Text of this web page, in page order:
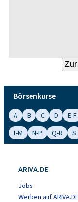
Börsenkurse
A B C D E-F
L-M
N-P Q-R S
ARIVA.DE
Jobs
Werben auf ARIVA.DE